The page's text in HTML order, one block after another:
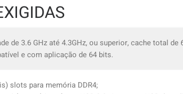
de 3.6 GHz até 4.3GHz, ou superior, cache total de
e com aplicação de 64 bits.
slots para memória DDR4;